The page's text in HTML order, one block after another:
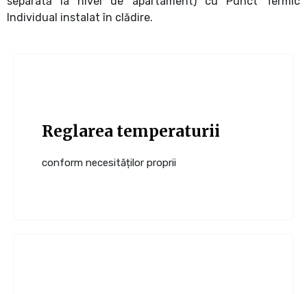
Individual instalat în clădire.
Reglarea temperaturii
conform necesităților proprii